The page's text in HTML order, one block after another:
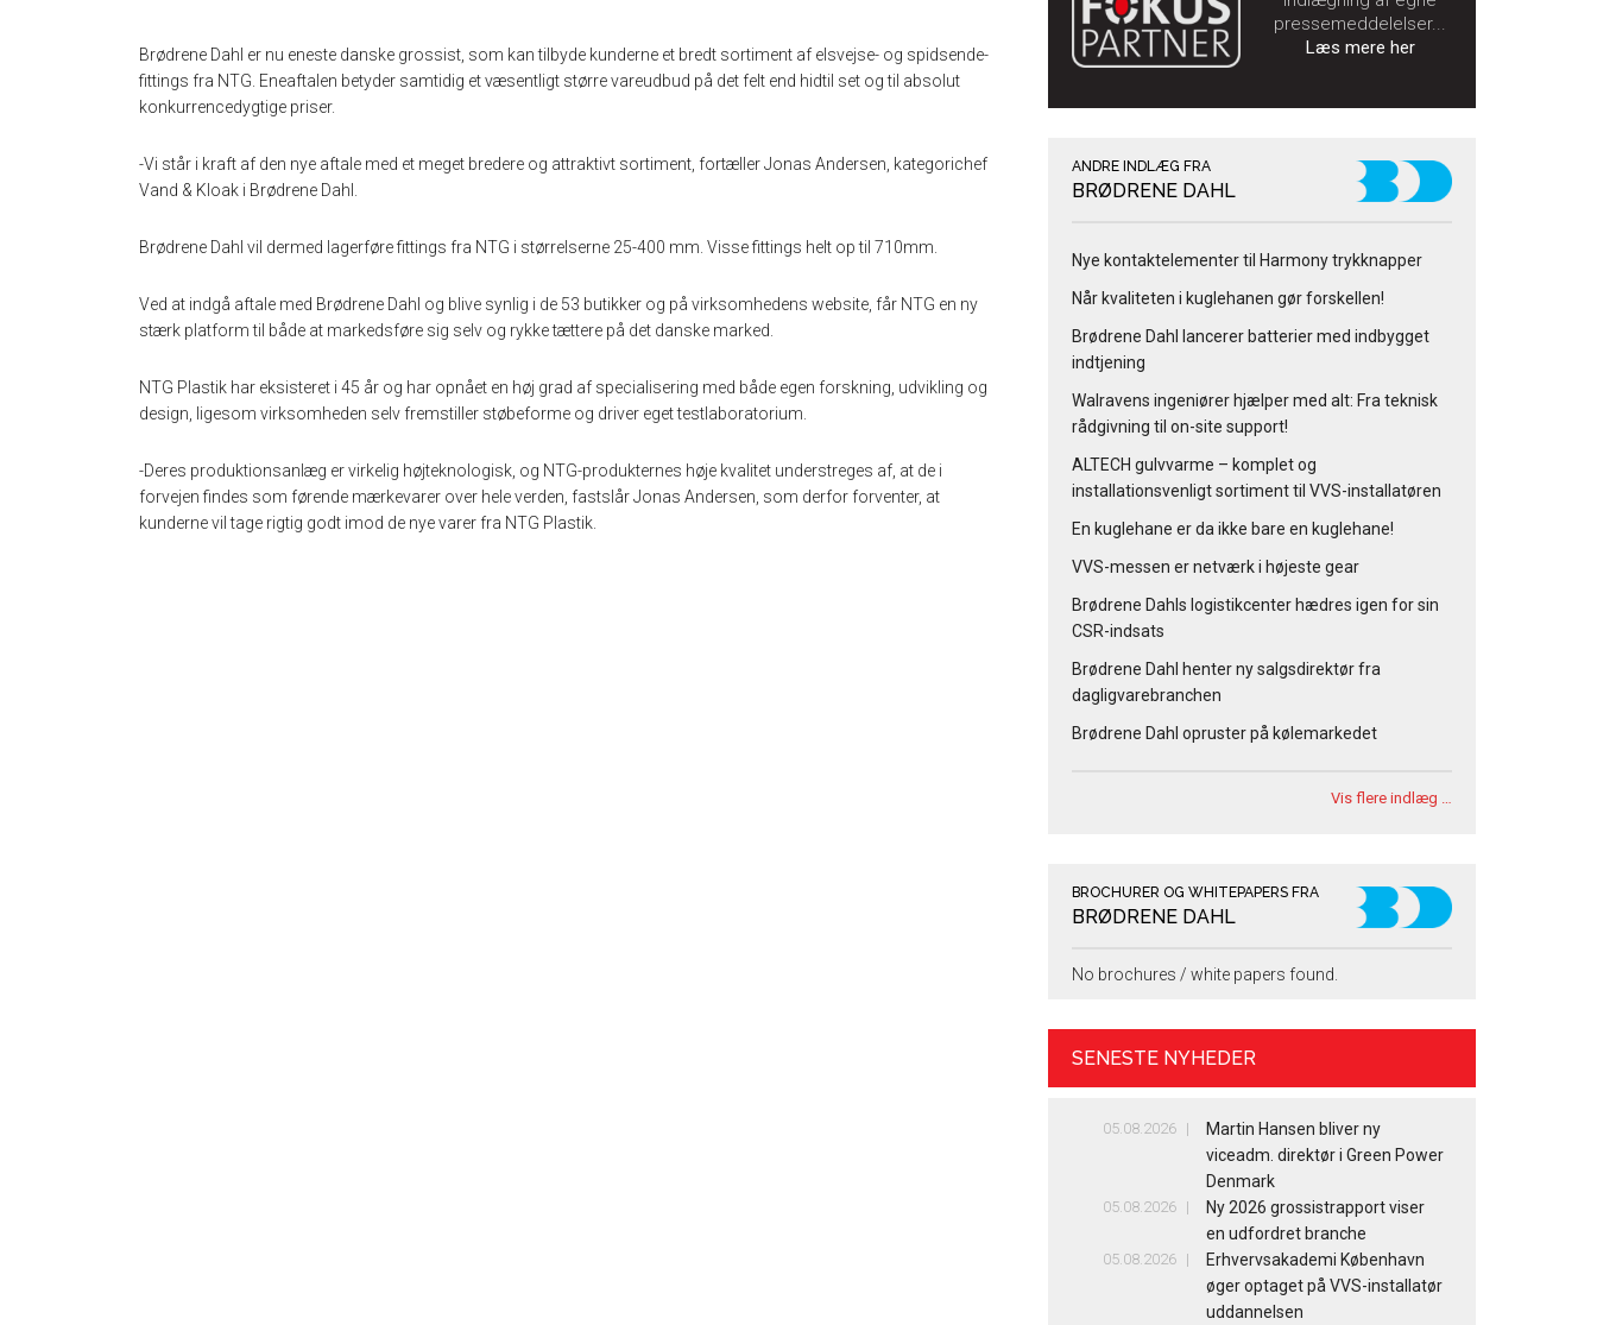
Brødrene Dahl er nu eneste danske grossist, som kan tilbyde kunderne et bredt sortiment af elsvejse- og spidsende-
fittings fra NTG. Eneaftalen betyder samtidig et væsentligt større vareudbud på det felt end hidtil set og til absolut
konkurrencedygtige priser.
-Vi står i kraft af den nye aftale med et meget bredere og attraktivt sortiment, fortæller Jonas Andersen, kategorichef
Vand & Kloak i Brødrene Dahl.
Brødrene Dahl vil dermed lagerføre fittings fra NTG i størrelserne 25-400 mm. Visse fittings helt op til 710mm.
Ved at indgå aftale med Brødrene Dahl og blive synlig i de 53 butikker og på virksomhedens website, får NTG en ny
stærk platform til både at markedsføre sig selv og rykke tættere på det danske marked.
NTG Plastik har eksisteret i 45 år og har opnået en høj grad af specialisering med både egen forskning, udvikling og
design, ligesom virksomheden selv fremstiller støbeforme og driver eget testlaboratorium.
-Deres produktionsanlæg er virkelig højteknologisk, og NTG-produkternes høje kvalitet understreges af, at de i
forvejen findes som førende mærkevarer over hele verden, fastslår Jonas Andersen, som derfor forventer, at
kunderne vil tage rigtig godt imod de nye varer fra NTG Plastik.
pressemeddelelser...
Læs mere her
ANDRE INDLÆG FRA
BRØDRENE DAHL
Nye kontaktelementer til Harmony trykknapper
Når kvaliteten i kuglehanen gør forskellen!
Brødrene Dahl lancerer batterier med indbygget
indtjening
Walravens ingeniører hjælper med alt: Fra teknisk
rådgivning til on-site support!
ALTECH gulvvarme – komplet og
installationsvenligt sortiment til VVS-installatøren
En kuglehane er da ikke bare en kuglehane!
VVS-messen er netværk i højeste gear
Brødrene Dahls logistikcenter hædres igen for sin
CSR-indsats
Brødrene Dahl henter ny salgsdirektør fra
dagligvarebranchen
Brødrene Dahl opruster på kølemarkedet
Vis flere indlæg …
BROCHURER OG WHITEPAPERS FRA
BRØDRENE DAHL
No brochures / white papers found.
SENESTE NYHEDER
05.08.2026
Martin Hansen bliver ny
viceadm. direktør i Green Power
Denmark
05.08.2026
Ny 2026 grossistrapport viser
en udfordret branche
05.08.2026
Erhvervsakademi København
øger optaget på VVS-installatør
uddannelsen